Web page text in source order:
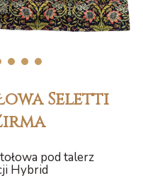
7 8 9
Seletti
pod talerz
Hybrid